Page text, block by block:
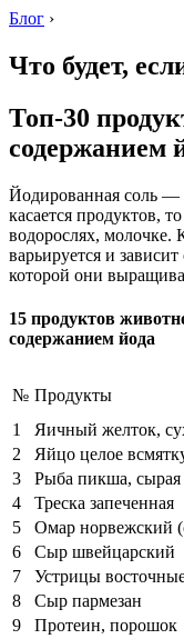
Блог ›
Что будет,
Топ-30
содержанием
Йодированная соль —
касается продуктов,
водорослях, молочке.
варьируется и
которой они
15 продуктов
содержанием йода
№ Продукты
1
Яичный желток,
2
Яйцо целое
3
Рыба пикша, сырая
4
Треска запеченная
5
Омар норвежский
6
Сыр швейцарский
7
Устрицы
8
Сыр пармезан
9
Протеин, порошок